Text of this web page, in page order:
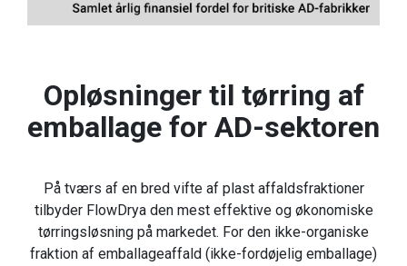
Opløsninger til tørring af
emballage for AD-sektoren
På tværs af en bred vifte af plast affaldsfraktioner
tilbyder FlowDrya den mest effektive og økonomiske
tørringsløsning på markedet. For den ikke-organiske
fraktion af emballageaffald (ikke-fordøjelig emballage)